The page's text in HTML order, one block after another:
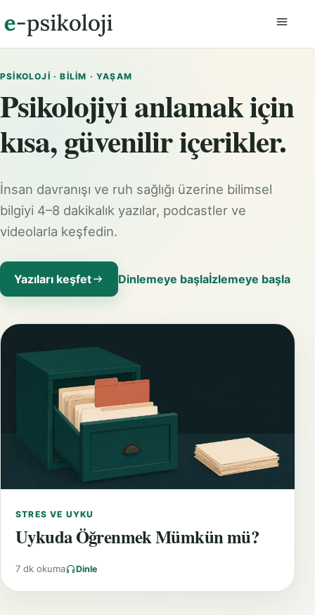
PSIKOLOJI · BILIM · YAŞAM
Psikolojiyi anlamak için
kısa, güvenilir içerikler.
İnsan davranışı ve ruh sağlığı üzerine bilimsel
bilgiyi 4–8 dakikalık yazılar, podcastler ve
videolarla keşfedin.
Yazıları keşfet Dinlemeye başlaİzlemeye başla
STRES VE UYKU
Uykuda Öğrenmek Mümkün mü?
7 dk okuma Dinle